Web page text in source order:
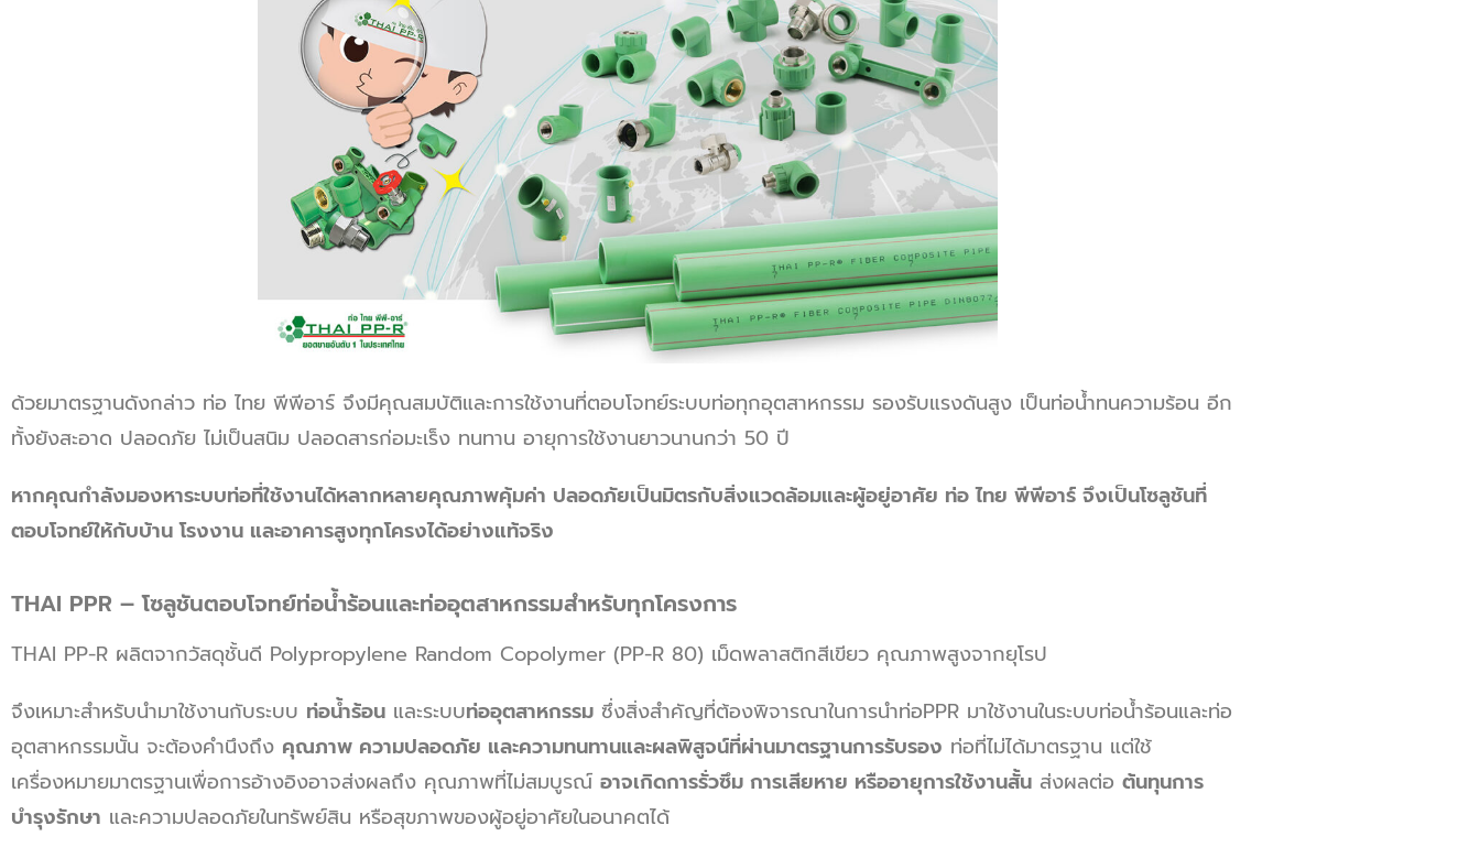
ด้วยมาตรฐานดังกล่าว ท่อ ไทย พีพีอาร์ จึงมีคุณสมบัติและการใช้งานที่ตอบโจทย์ระบบท่อทุกอุตสาหกรรม รองรับแรงดันสูง เป็นท่อน้ำทนความร้อน อีก
ทั้งยังสะอาด ปลอดภัย ไม่เป็นสนิม ปลอดสารก่อมะเร็ง ทนทาน อายุการใช้งานยาวนานกว่า 50 ปี
หากคุณกำลังมองหาระบบท่อที่ใช้งานได้หลากหลายคุณภาพคุ้มค่า ปลอดภัยเป็นมิตรกับสิ่งแวดล้อมและผู้อยู่อาศัย ท่อ ไทย พีพีอาร์ จึงเป็นโซลูชันที่
ตอบโจทย์ให้กับบ้าน โรงงาน และอาคารสูงทุกโครงได้อย่างแท้จริง
THAI PPR – โซลูชันตอบโจทย์ท่อน้ำร้อนและท่ออุตสาหกรรมสำหรับทุกโครงการ
THAI PP-R ผลิตจากวัสดุชั้นดี Polypropylene Random Copolymer (PP-R 80) เม็ดพลาสติกสีเขียว คุณภาพสูงจากยุโรป
จึงเหมาะสำหรับนำมาใช้งานกับระบบ ท่อน้ำร้อน และระบบท่ออุตสาหกรรม ซึ่งสิ่งสำคัญที่ต้องพิจารณาในการนำท่อPPR มาใช้งานในระบบท่อน้ำร้อนและท่อ
อุตสาหกรรมนั้น จะต้องคำนึงถึง คุณภาพ ความปลอดภัย และความทนทานและผลพิสูจน์ที่ผ่านมาตรฐานการรับรอง ท่อที่ไม่ได้มาตรฐาน แต่ใช้
เครื่องหมายมาตรฐานเพื่อการอ้างอิงอาจส่งผลถึง คุณภาพที่ไม่สมบูรณ์ อาจเกิดการรั่วซึม การเสียหาย หรืออายุการใช้งานสั้น ส่งผลต่อ ต้นทุนการ
บำรุงรักษา และความปลอดภัยในทรัพย์สิน หรือสุขภาพของผู้อยู่อาศัยในอนาคตได้